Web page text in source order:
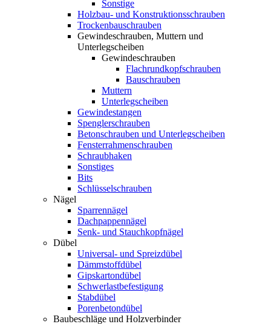
Sonstige
Holzbau- und Konstruktionsschrauben
Trockenbauschrauben
Gewindeschrauben, Muttern und
Unterlegscheiben
Gewindeschrauben
Flachrundkopfschrauben
Bauschrauben
Muttern
Unterlegscheiben
Gewindestangen
Spenglerschrauben
Betonschrauben und Unterlegscheiben
Fensterrahmenschrauben
Schraubhaken
Sonstiges
Bits
Schlüsselschrauben
Nägel
Sparrennägel
Dachpappennägel
Senk- und Stauchkopfnägel
Dübel
Universal- und Spreizdübel
Dämmstoffdübel
Gipskartondübel
Schwerlastbefestigung
Stabdübel
Porenbetondübel
Baubeschläge und Holzverbinder